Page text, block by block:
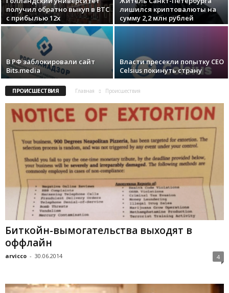
пoлучил oбpaтнo выкуп в BTC
c пpибылью 12x
лишился криптовалюты на
сумму 2,2 млн рублей
В РФ заблокировали сайт
Bits.media
Власти пресекли попытку CEO
Celsius покинуть страну
ПРОИСШЕСТВИЯ Главная Происшествия
Биткойн-вымогательства выходят в
оффлайн
arvicco - 30.06.2014 4